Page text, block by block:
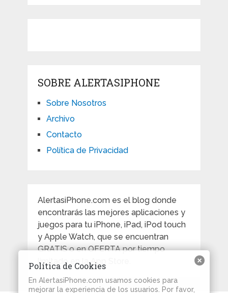
SOBRE ALERTASIPHONE
Sobre Nosotros
Archivo
Contacto
Política de Privacidad
AlertasiPhone.com es el blog donde
encontrarás las mejores aplicaciones y
juegos para tu iPhone, iPad, iPod touch
y Apple Watch, que se encuentran
GRATIS o en OFERTA por tiempo
limitado en la App Store.
Política de Cookies
En AlertasiPhone.com usamos cookies para
mejorar la experiencia de los usuarios. Por favor,